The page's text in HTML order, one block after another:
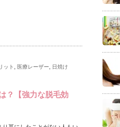
ット 医療レーザー 日焼け
？【強力な脱毛効